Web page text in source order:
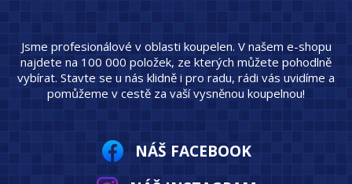
Jsme profesionálové v oblasti koupelen. V našem e-shopu
najdete na 100 000 položek, ze kterých můžete pohodlně
vybírat. Stavte se u nás klidně i pro radu, rádi vás uvidíme a
pomůžeme v cestě za vaší vysněnou koupelnou!
NÁŠ FACEBOOK